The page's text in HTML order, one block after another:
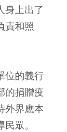
身上出了
責和照
位的義行
的捐贈疫
外界應本
眾。